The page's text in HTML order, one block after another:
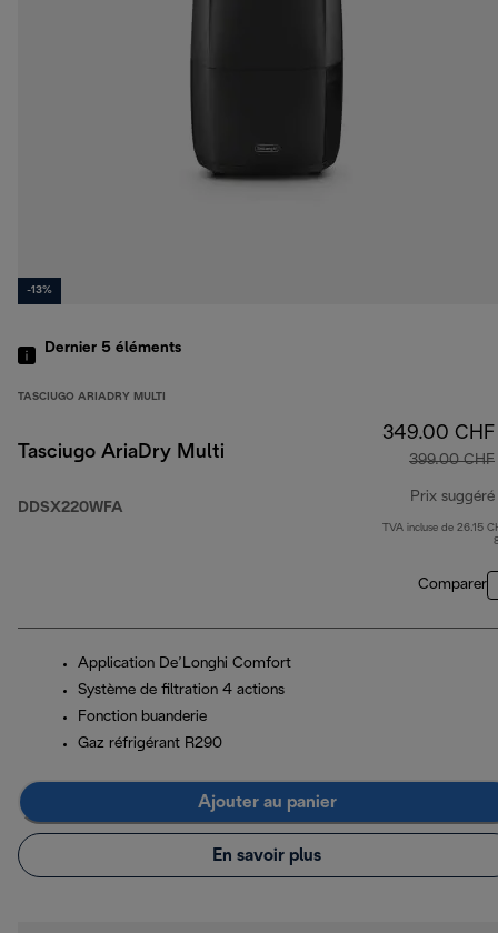
-13%
Dernier 5 éléments
TASCIUGO ARIADRY MULTI
Tasciugo AriaDry Multi
DDSX220WFA
349.00 CHF
399.00 CHF
Prix suggéré
TVA incluse de 26.15
Comparer
Application De’Longhi Comfort
Système de filtration 4 actions
Fonction buanderie
Gaz réfrigérant R290
Ajouter au panier
En savoir plus